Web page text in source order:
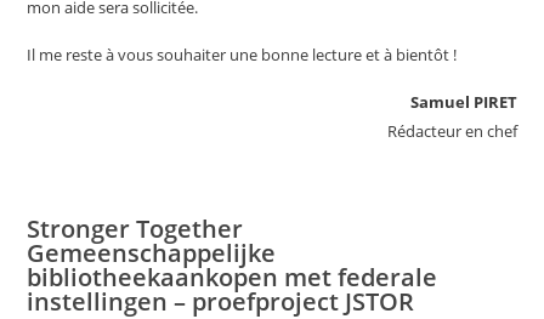
mon aide sera sollicitée.
Il me reste à vous souhaiter une bonne lecture et à bientôt !
Samuel PIRET
Rédacteur en chef
Stronger Together
Gemeenschappelijke
bibliotheekaankopen met federale
instellingen – proefproject JSTOR